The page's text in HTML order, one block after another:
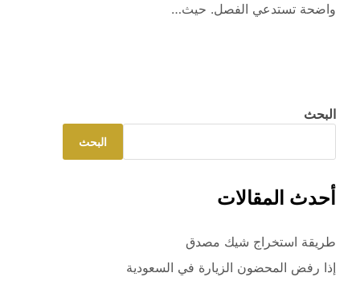
واضحة تستدعي الفصل. حيث…
البحث
البحث
أحدث المقالات
طريقة استخراج شيك مصدق
إذا رفض المحضون الزيارة في السعودية